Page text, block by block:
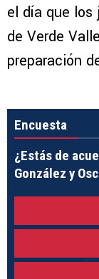
el día que los
de Verde
preparación
Encuesta
¿Estás de
González y